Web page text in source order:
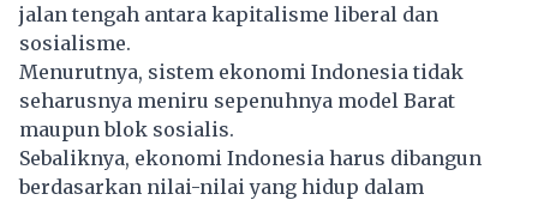
jalan tengah antara kapitalisme liberal dan
sosialisme.
Menurutnya, sistem ekonomi Indonesia tidak
seharusnya meniru sepenuhnya model Barat
maupun blok sosialis.
Sebaliknya, ekonomi Indonesia harus dibangun
berdasarkan nilai-nilai yang hidup dalam